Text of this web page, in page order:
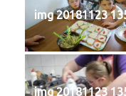
img 20181123
img 20181123